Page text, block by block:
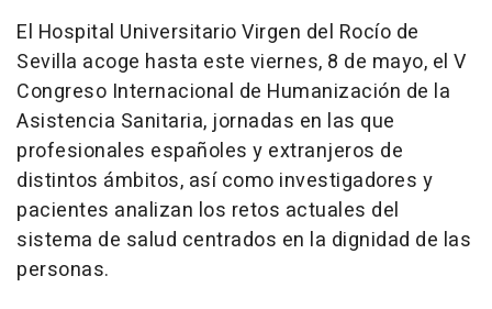
El Hospital Universitario Virgen del Rocío de
Sevilla acoge hasta este viernes, 8 de mayo, el V
Congreso Internacional de Humanización de la
Asistencia Sanitaria, jornadas en las que
profesionales españoles y extranjeros de
distintos ámbitos, así como investigadores y
pacientes analizan los retos actuales del
sistema de salud centrados en la dignidad de las
personas.